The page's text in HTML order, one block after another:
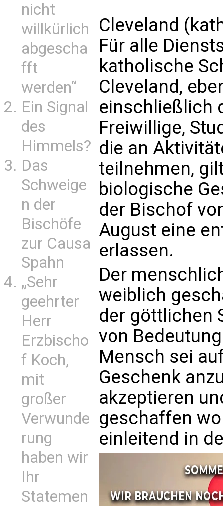
nicht
willkürlich
abgescha
fft
werden“
Ein Signal
des
Himmels?
Das
Schweige
n der
Bischöfe
zur Causa
Spahn
„Sehr
geehrter
Herr
Erzbischo
f Koch,
mit
großer
Verwunde
rung
haben wir
Ihr
Statemen
Cleveland
Für alle
katholische
Cleveland,
einschließlich
Freiwillige,
die an
teilnehmen,
biologische
der Bischof
August eine
erlassen.
Der
weiblich
der göttlichen
von
Mensch sei
Geschenk
akzeptieren
geschaffen
einleitend in